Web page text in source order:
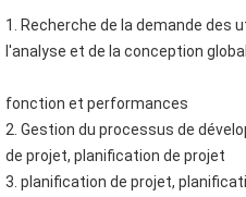
1. Recherche de la demande des
l'analyse et de la conception
fonction et performances
2. Gestion du processus de
de projet, planification de projet
3. planification de projet,